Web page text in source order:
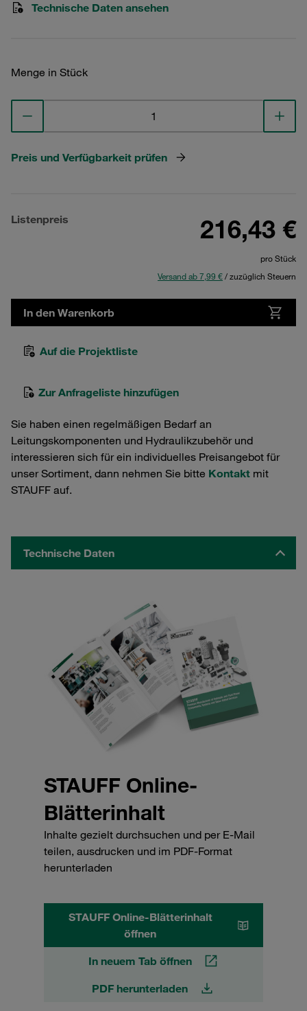
Technische Daten ansehen
Menge in Stück
Preis und Verfügbarkeit prüfen
Listenpreis 216,43 €
pro Stück
Versand ab 7,99 €/ zuzüglich Steuern
In den Warenkorb
Auf die Projektliste
Zur Anfrageliste hinzufügen
Sie haben einen regelmäßigen Bedarf an
Leitungskomponenten und Hydraulikzubehör und
interessieren sich für ein individuelles Preisangebot für
unser Sortiment, dann nehmen Sie bitte Kontakt mit
STAUFF auf.
Technische Daten
STAUFF Online-
Blätterinhalt
Inhalte gezielt durchsuchen und per E-Mail
teilen, ausdrucken und im PDF-Format
herunterladen
STAUFF Online-Blätterinhalt
öffnen
In neuem Tab öffnen
PDF herunterladen